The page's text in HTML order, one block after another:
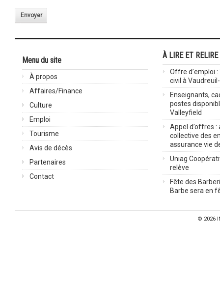
Envoyer
Menu du site
À propos
Affaires/Finance
Culture
Emploi
Tourisme
Avis de décès
Partenaires
Contact
À LIRE ET RELIRE
Offre d’emploi
civil à
Enseignants,
postes
Valleyfield
Appel d’offres :
collective des
assurance vie
Uniag
relève
Fête des
Barbe sera en
© 2026